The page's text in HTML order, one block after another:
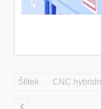
Štítek CNC